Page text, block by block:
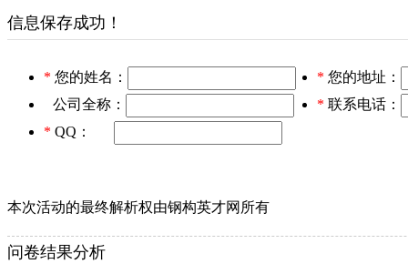
信息保存成功！
* 您的姓名： * 您的地址：
公司全称：
* 联系电话：
* QQ：
本次活动的最终解析权由钢构英才网所有
问卷结果分析